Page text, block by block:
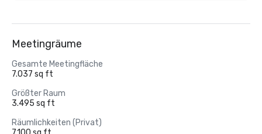
Meetingräume
Gesamte Meetingfläche
7.037 sq ft
Größter Raum
3.495 sq ft
Räumlichkeiten (Privat)